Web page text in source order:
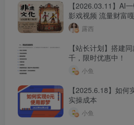
【2026.03.11】AI
影戏视频 流量财富
露西
【站长计划】搭建
千，限时优惠中！
小鱼
【2025.6.18】如
实操成本
小鱼